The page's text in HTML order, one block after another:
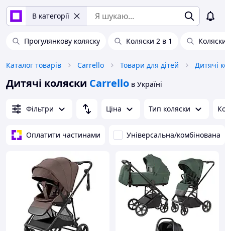
В категорії
Прогулянкову коляску Коляски 2 в 1
Каталог товарів Carrello Товари для дітей Дитячі
Дитячі коляски Carrello в Україні
Фільтри Ціна Тип коляски
Оплатити частинами Універсальна/комбінована